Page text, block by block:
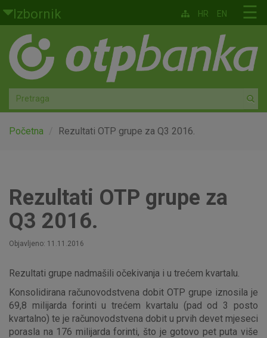
Skoči na glavni sadržaj
Izbornik
Građani
Privatno bankarstvo
Agro
Mala poduzeća i obrtnici
Globalna tržišta
Faktoring
O nama
☰
HR EN
Početna Rezultati OTP grupe za Q3 2016.
Rezultati OTP grupe za
Q3 2016.
Objavljeno: 11.11.2016
Rezultati grupe nadmašili očekivanja i u trećem kvartalu.
Konsolidirana računovodstvena dobit OTP grupe iznosila je
69,8 milijarda forinti u trećem kvartalu (pad od 3 posto
kvartalno) te je računovodstvena dobit u prvih devet mjeseci
porasla na 176 milijarda forinti, što je gotovo pet puta više